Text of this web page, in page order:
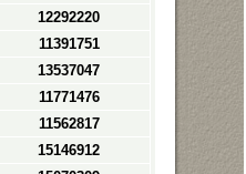
12292220
11391751
13537047
11771476
11562817
15146912